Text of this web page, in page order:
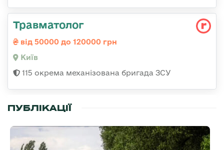
Травматолог
від 50000 до 120000 грн
Київ
115 окрема механізована бригада ЗСУ
ПУБЛІКАЦІЇ